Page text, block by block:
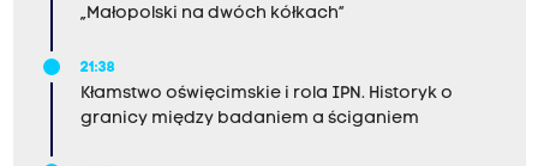
„Małopolski na dwóch kółkach”
21:38
Kłamstwo oświęcimskie i rola IPN. Historyk o
granicy między badaniem a ściganiem